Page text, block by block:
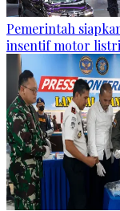
Pemerintah
insentif motor